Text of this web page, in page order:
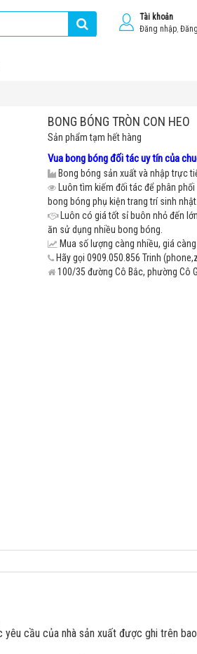
Tài khoản
Đăng nhập,
BONG BÓNG TRÒN CON HEO
Sản phẩm tạm hết hàng
Vua bong bóng đối tác uy tín của
Bong bóng sản xuất và nhập trực
Luôn tìm kiếm đối tác để phân
bong bóng phụ kiện trang trí sinh nhật.
Luôn có giá tốt sỉ buôn nhỏ đến
ăn sử dụng nhiều bong bóng.
Mua số lượng càng nhiều, giá càng
Hãy gọi 0909.050.856 Trinh
100/35 đường Cô Bắc, phường Cô
cầu của nhà sản xuất được ghi trên